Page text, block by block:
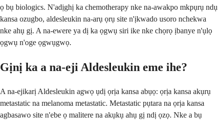
ọ bụ biologics. N'adịghị ka chemotherapy nke na-awakpo mkpụrụ ndụ
kansa ozugbo, aldesleukin na-arụ ọrụ site n'ịkwado usoro nchekwa
nke ahụ gị. A na-ewere ya dị ka ọgwụ siri ike nke chọrọ ịbanye n'ụlọ
ọgwụ n'oge ọgwụgwọ.
Gịnị ka a na-eji Aldesleukin eme ihe?
A na-ejikarị Aldesleukin agwọ ụdị ọrịa kansa abụọ: ọrịa kansa akụrụ
metastatic na melanoma metastatic. Metastatic pụtara na ọrịa kansa
agbasawo site n'ebe ọ malitere na akụkụ ahụ gị ndị ọzọ. Nke a bụ